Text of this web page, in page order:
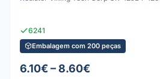
6241
Embalagem com 200 peças
6.10€ – 8.60€